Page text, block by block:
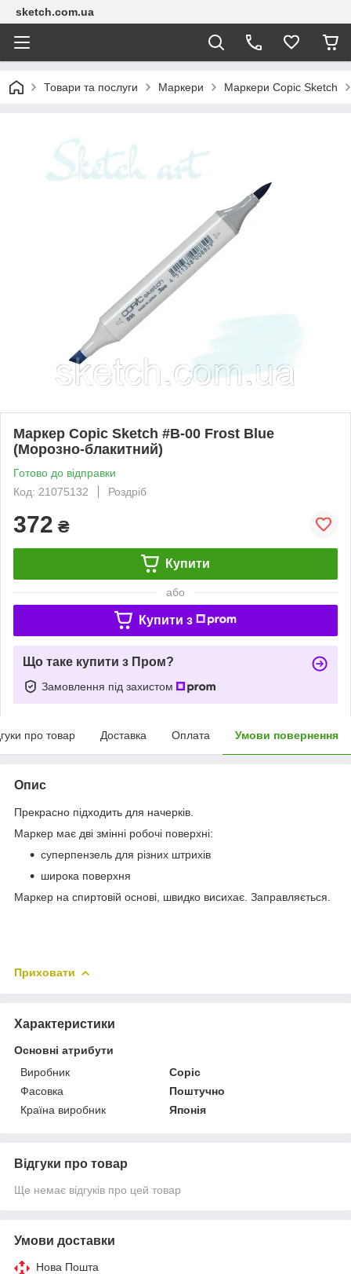
sketch.com.ua
Товари та послуги Маркери Маркери Copic Sketch
Маркер Copic Sketch #B-00 Frost Blue
(Морозно-блакитний)
Готово до відправки
Код: 21075132
Роздріб
372 ₴
Купити
або
Купити з
Що таке купити з Пром?
Замовлення під захистом
про товар Доставка Оплата Умови повернення
Опис
Прекрасно підходить для начерків.
Маркер має дві змінні робочі поверхні:
суперпензель для різних штрихів
широка поверхня
Маркер на спиртовій основі, швидко висихає. Заправляється.
Приховати
Характеристики
Основні атрибути
Виробник
Copic
Фасовка
Поштучно
Країна виробник
Японія
Відгуки про товар
Ще немає відгуків про цей товар
Умови доставки
Нова Пошта